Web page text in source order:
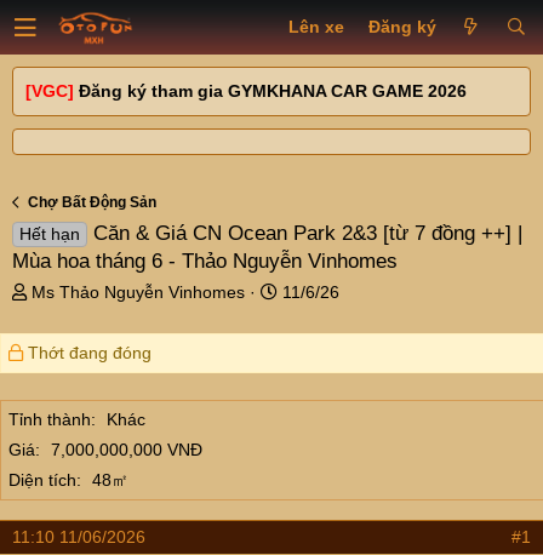
Lên xe Đăng ký
[VGC] Đăng ký tham gia GYMKHANA CAR GAME 2026
Chợ Bất Động Sản
Hết hạn
Căn & Giá CN Ocean Park 2&3 [từ 7 đồng ++] |
Mùa hoa tháng 6 - Thảo Nguyễn Vinhomes
T
r
e
d
s
t
a
r
t
e
Ms Thảo Nguyễn Vinhomes
N
à
ử
11/6/26
Thớt đang đóng
Tỉnh thành
Khác
Giá
7,000,000,000 VNĐ
Diện tích
48㎡
11:10 11/06/2026 #1